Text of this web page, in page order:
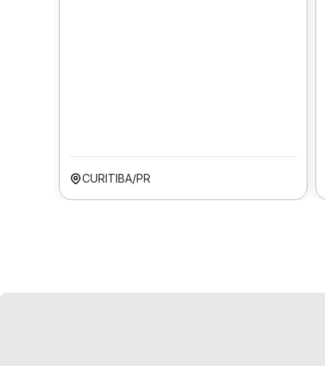
CURITIBA/PR